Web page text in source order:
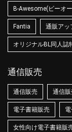
B-Awesome(ビーオ
Fantia 通販アッ
オリジナルBL同人誌
通信販売
通信販売 通信販
電子書籍販売
女性向け電子書籍販